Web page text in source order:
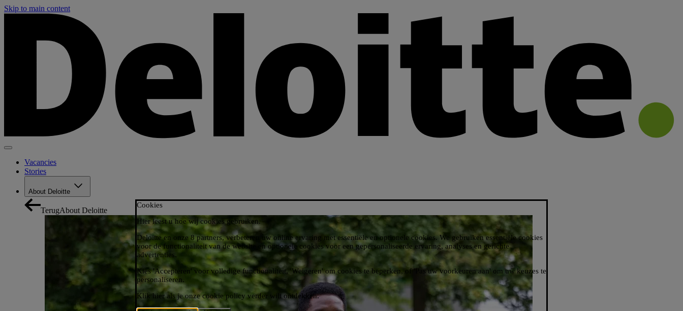
Cookies
Hier leest u hoe wij cookies gebruiken.​
Deloitte en onze 8 partners, verbeteren uw online ervaring met essentiële en optionele cookies. We gebruiken essentiële cookies
voor de functionaliteit van de website en optionele cookies voor een gepersonaliseerde ervaring, analyses en gerichte
advertenties.
Kies 'Accepteren' voor volledige functionaliteit, 'Weigeren' om cookies te beperken, of 'Pas uw voorkeuren aan' om uw keuzes te
personaliseren.​
Klik hier als je onze cookie policy verder wilt ontdekken.​
Skip to main content
Vacancies
Stories
About Deloitte
TerugAbout Deloitte